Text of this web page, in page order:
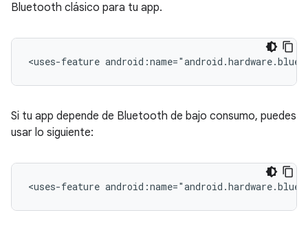
Bluetooth clásico para tu app.
<uses-feature
Si tu app depende de Bluetooth de bajo consumo, puedes
usar lo siguiente:
<uses-feature